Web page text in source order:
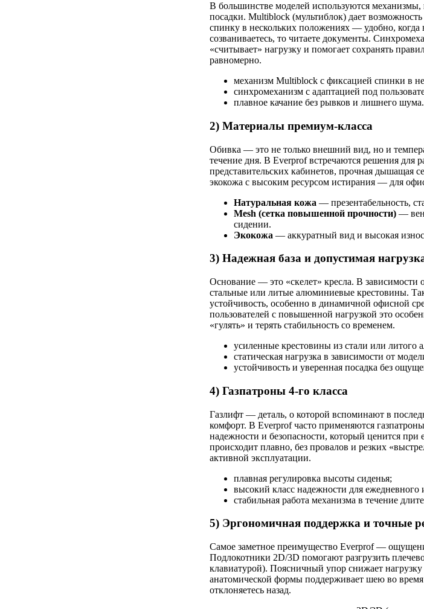
В большинстве моделей используются
посадки. Multiblock (мультиблок) дает
спинку в нескольких положениях — удобно, когда
созваниваетесь, то читаете документы.
«считывает» нагрузку и помогает сохранять
равномерно.
механизм Multiblock с фиксацией спинки в
синхромеханизм с адаптацией под
плавное качание без рывков и лишнего шума.
2) Материалы премиум-класса
Обивка — это не только внешний вид, но и
течение дня. В Everprof встречаются решения для
представительских кабинетов, прочная дышащая
экокожа с высоким ресурсом истирания — для
Натуральная кожа — презентабельность,
Mesh (сетка повышенной прочности) —
сидении.
Экокожа — аккуратный вид и высокая
3) Надежная база и допустимая
Основание — это «скелет» кресла. В зависимости
стальные или литые алюминиевые крестовины.
устойчивость, особенно в динамичной офисной
пользователей с повышенной нагрузкой это
«гулять» и терять стабильность со временем.
усиленные крестовины из стали или литого
статическая нагрузка в зависимости от
устойчивость и уверенная посадка без
4) Газпатроны 4-го класса
Газлифт — деталь, о которой вспоминают в
комфорт. В Everprof часто применяются
надежности и безопасности, который ценится
происходит плавно, без провалов и резких
активной эксплуатации.
плавная регулировка высоты сиденья;
высокий класс надежности для ежедневного
стабильная работа механизма в течение
5) Эргономичная поддержка и точные
Самое заметное преимущество Everprof —
Подлокотники 2D/3D помогают разгрузить
клавиатурой). Поясничный упор снижает
анатомической формы поддерживает шею во
отклоняетесь назад.